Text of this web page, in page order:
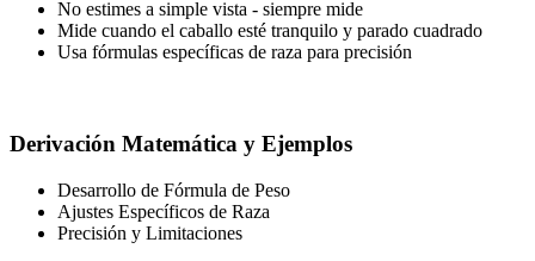
No estimes a simple vista - siempre mide
Mide cuando el caballo esté tranquilo y parado cuadrado
Usa fórmulas específicas de raza para precisión
Derivación Matemática y Ejemplos
Desarrollo de Fórmula de Peso
Ajustes Específicos de Raza
Precisión y Limitaciones